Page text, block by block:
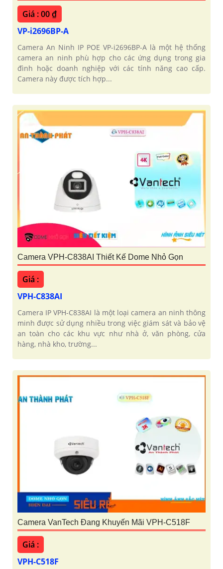
Giá : 00 ₫
VP-i2696BP-A
Camera An Ninh IP POE VP-i2696BP-A là một hệ thống
camera an ninh phù hợp cho các ứng dụng trong gia
đình hoặc doanh nghiệp với các tính năng cao cấp.
Camera này được tích hợp...
Camera VPH-C838AI Thiết Kế Dome Nhỏ Gọn
Giá :
VPH-C838AI
Camera IP VPH-C838AI là một loại camera an ninh thông
minh được sử dụng nhiều trong việc giám sát và bảo vệ
an toàn cho các khu vực như nhà ở, văn phòng, cửa
hàng, nhà kho, trường...
Camera VanTech Đang Khuyến Mãi VPH-C518F
Giá :
VPH-C518F